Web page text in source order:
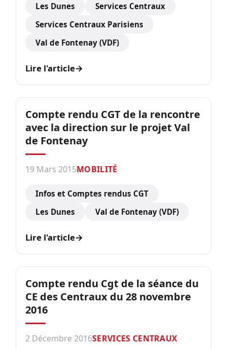
Les Dunes
Services Centraux
Services Centraux Parisiens
Val de Fontenay (VDF)
Lire l'article→
Compte rendu CGT de la rencontre
avec la direction sur le projet Val
de Fontenay
19 Mars 2015MOBILITÉ
Infos et Comptes rendus CGT
Les Dunes
Val de Fontenay (VDF)
Lire l'article→
Compte rendu Cgt de la séance du
CE des Centraux du 28 novembre
2016
2 Décembre 2016SERVICES CENTRAUX